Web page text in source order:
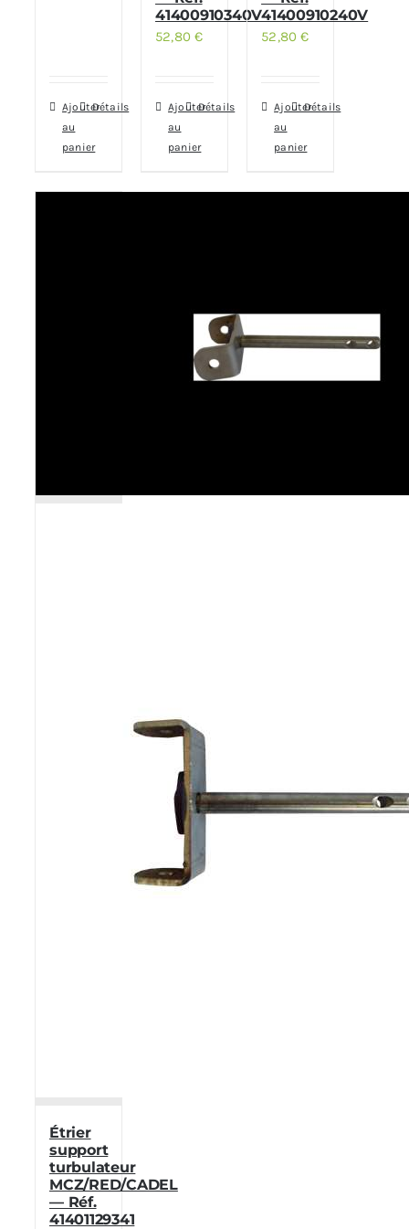
Ajouter
au
panier
Détails
41400910340V
52,80€
Ajouter
au
panier
Détails
41400910240V
52,80€
Ajouter
au
panier
Détails
Étrier
support
turbulateur
MCZ/RED/CADEL
— Réf.
41401129341